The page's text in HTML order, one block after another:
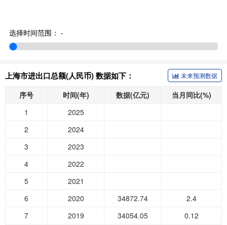
选择时间范围： -
上海市进出口总额(人民币) 数据如下： 未来预测数据
序号 时间(年) 数据(亿元)
当月同比(%)
1
2025
2
2024
3
2023
4
2022
5
2021
6
2020 34872.74
2.4
7
2019 34054.05
0.12